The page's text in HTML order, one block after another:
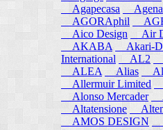
Agapecasa
Agena
AGORAphil
Aico Design
Air
AKABA
Akari-
International
AL2
ALEA
Alias
Allermuir Limited
Alonso Mercader
Altatensione
AMOS DESIGN